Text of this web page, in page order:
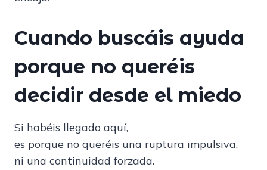
Cuando buscáis ayuda
porque no queréis
decidir desde el miedo
Si habéis llegado aquí,
es porque no queréis una ruptura impulsiva,
ni una continuidad forzada.